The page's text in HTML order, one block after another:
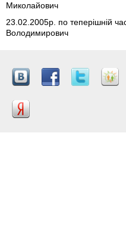
Миколайович
23.02.2005р. по теперішній
Володимирович